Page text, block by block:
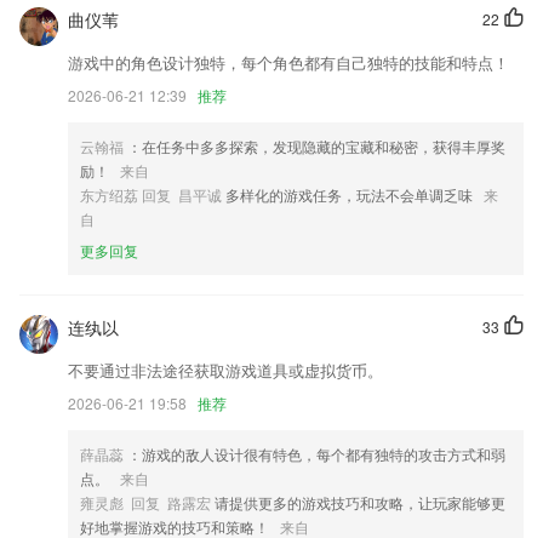
化修改。
消费时增加自定义积分功能，可以手动修改整单积分
将会让你使用更加流畅，体验会更好！
联系我们
以上就是利来w66的介绍，如果您喜欢这款软件，您可以到应用商店进行
打分评论，说出您的使用经历，以帮助我们更好的对产品进行优化修改。
22
曲仪苇
游戏中的角色设计独特，每个角色都有自己独特的技能和特点！
2026-06-21 12:39 推荐
云翰福 ：在任务中多多探索，发现隐藏的宝藏和秘密，获得丰厚奖
励！
来自
东方绍荔 回复 昌平诚 多样化的游戏任务，玩法不会单调乏味 来
自
更多回复
33
连纨以
不要通过非法途径获取游戏道具或虚拟货币。
2026-06-21 19:58 推荐
薛晶蕊 ：游戏的敌人设计很有特色，每个都有独特的攻击方式和弱
点。
来自
雍灵彪 回复 路露宏请提供更多的游戏技巧和攻略，让玩家能够更
好地掌握游戏的技巧和策略！
来自